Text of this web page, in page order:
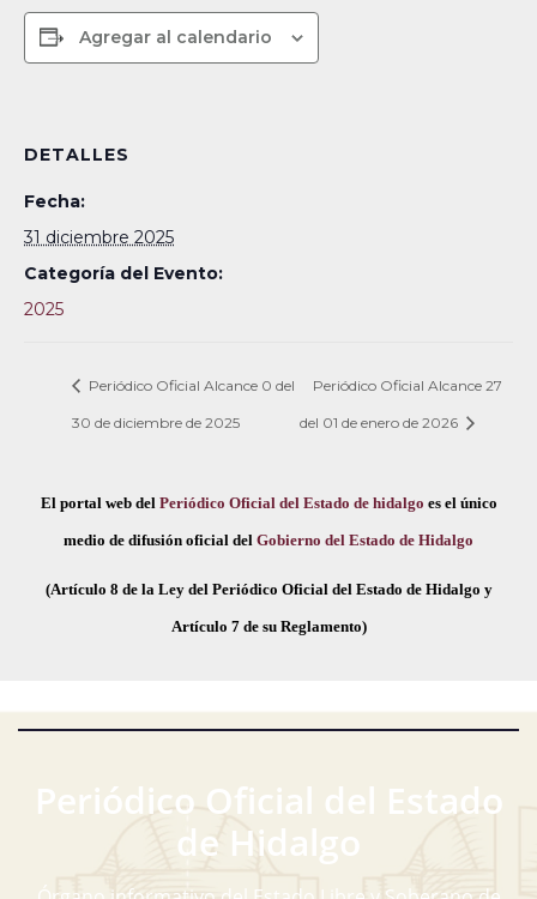
Agregar al calendario
DETALLES
Fecha:
31 diciembre 2025
Categoría del Evento:
2025
Periódico Oficial Alcance 0 del
30 de diciembre de 2025
Periódico Oficial Alcance 27
del 01 de enero de 2026
El portal web del Periódico Oficial del Estado de hidalgo es el único
medio de difusión oficial del Gobierno del Estado de Hidalgo
(Artículo 8 de la Ley del Periódico Oficial del Estado de Hidalgo y
Artículo 7 de su Reglamento)
Periódico Oficial del Estado
de Hidalgo